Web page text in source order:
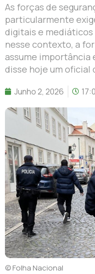
As forças de
particularmente
digitais e mediáticos
nesse contexto, a
assume importância
disse hoje um oficial
Junho 2, 2026
© Folha Nacional